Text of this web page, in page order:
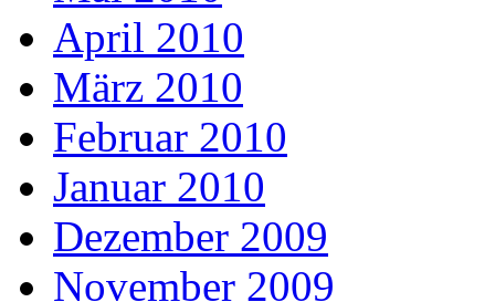
April 2010
März 2010
Februar 2010
Januar 2010
Dezember 2009
November 2009